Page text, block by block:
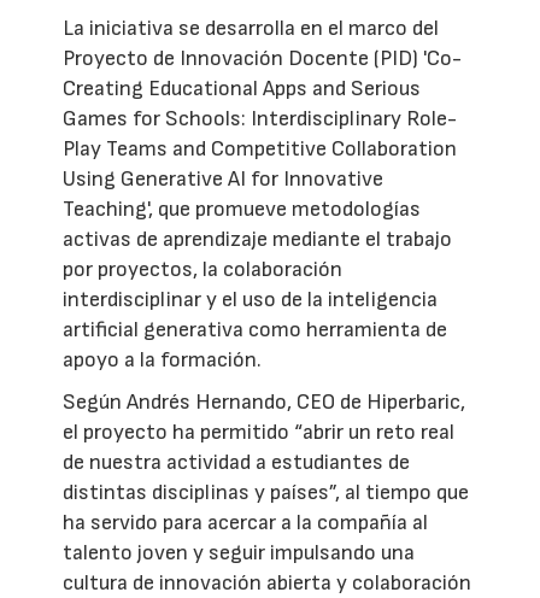
La iniciativa se desarrolla en el marco del
Proyecto de Innovación Docente (PID) 'Co-
Creating Educational Apps and Serious
Games for Schools: Interdisciplinary Role-
Play Teams and Competitive Collaboration
Using Generative AI for Innovative
Teaching', que promueve metodologías
activas de aprendizaje mediante el trabajo
por proyectos, la colaboración
interdisciplinar y el uso de la inteligencia
artificial generativa como herramienta de
apoyo a la formación.
Según Andrés Hernando, CEO de Hiperbaric,
el proyecto ha permitido “abrir un reto real
de nuestra actividad a estudiantes de
distintas disciplinas y países”, al tiempo que
ha servido para acercar a la compañía al
talento joven y seguir impulsando una
cultura de innovación abierta y colaboración